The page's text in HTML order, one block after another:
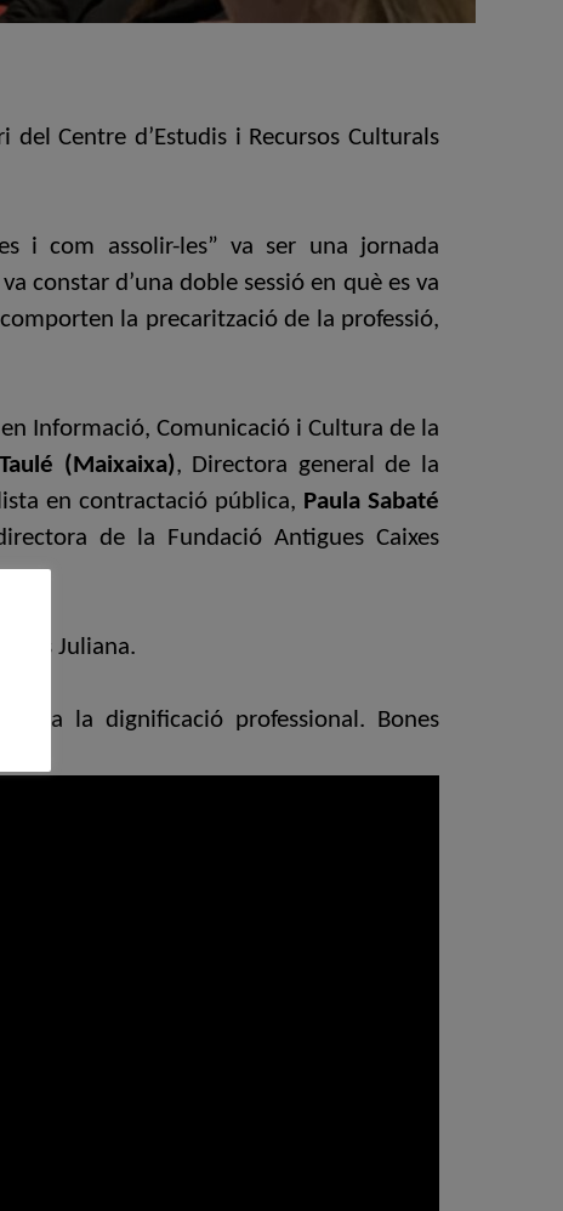
Centre d’Estudis i Recursos Culturals
i com assolir-les” va ser una jornada
constar d’una doble sessió en què es va
la precarització de la professió,
Informació, Comunicació i Cultura de la
(Maixaixa), Directora general de la
en contractació pública, Paula Sabaté
de la Fundació Antigues Caixes
Juliana.
a la dignificació professional. Bones